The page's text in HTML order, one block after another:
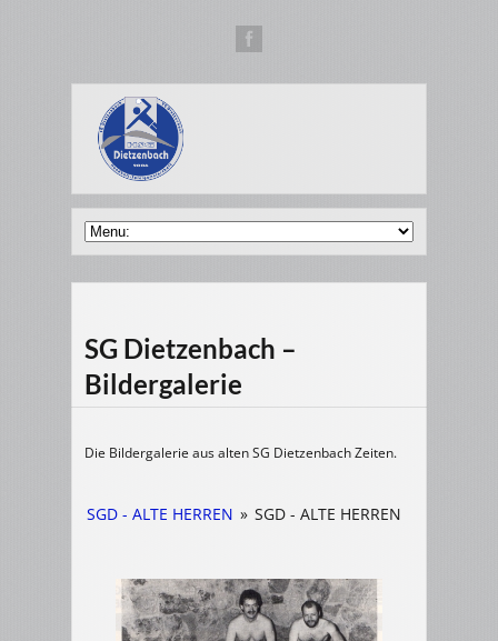
SG Dietzenbach –
Bildergalerie
Die Bildergalerie aus alten SG Dietzenbach Zeiten.
SGD - ALTE HERREN » SGD - ALTE HERREN